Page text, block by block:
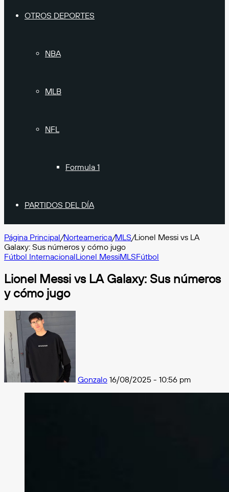
OTROS DEPORTES
NBA
MLB
NFL
Formula 1
PARTIDOS DEL DÍA
Página Principal/Norteamerica/MLS/Lionel Messi vs LA
Galaxy: Sus números y cómo jugo
Fútbol InternacionalLionel MessiMLSFútbol
Lionel Messi vs LA Galaxy: Sus números
y cómo jugo
Gonzalo 16/08/2025 - 10:56 pm